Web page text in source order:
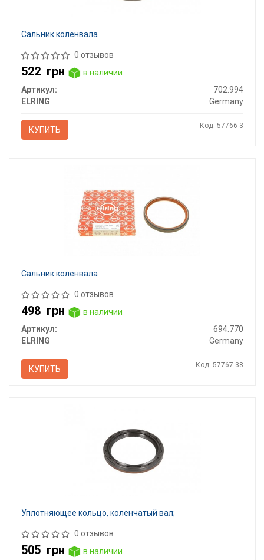
Сальник коленвала
0 отзывов
522 грн
в наличии
Артикул:
702.994
ELRING
Germany
КУПИТЬ Код: 57766-3
Сальник коленвала
0 отзывов
498 грн
в наличии
Артикул:
694.770
ELRING
Germany
КУПИТЬ Код: 57767-38
Уплотняющее кольцо, коленчатый вал;
0 отзывов
505 грн
в наличии